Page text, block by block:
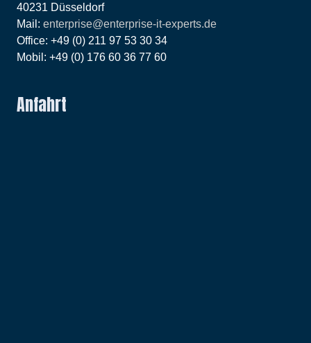
40231 Düsseldorf
Mail: enterprise@enterprise-it-experts.de
Office: +49 (0) 211 97 53 30 34
Mobil: +49 (0) 176 60 36 77 60
Anfahrt